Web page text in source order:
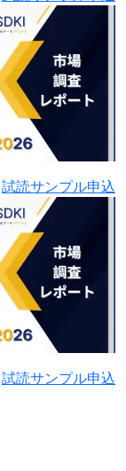
試読サンプル申込
試読サンプル申込